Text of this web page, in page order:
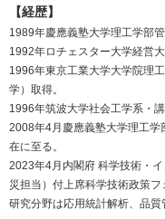
【経歴】
1989年慶應義塾大学理工学部管
1992年ロチェスター大学経営
1996年東京工業大学大学院理
学）取得。
1996年筑波大学社会工学系・
2008年4月慶應義塾大学理工
在に至る。
2023年4月内閣府 科学技術・
災担当）付上席科学技術政策フ
研究分野は応用統計解析、品質